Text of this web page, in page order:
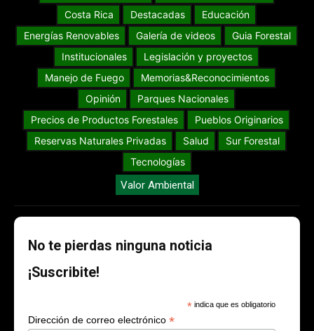
Costa Rica
Destacadas
Educación
Energías Renovables
Galería de videos
Guia Forestal
Institucionales
Legislación y proyectos
Manejo de Fuego
Memorias&Reconocimientos
Opinión
Parques Nacionales
Precios de Productos Forestales
Pueblos Originarios
Reservas Naturales Privadas
Salud
Sur Forestal
Tecnologías
Valor Ambiental
No te pierdas ninguna noticia
¡Suscribite!
* indica que es obligatorio
Dirección de correo electrónico *